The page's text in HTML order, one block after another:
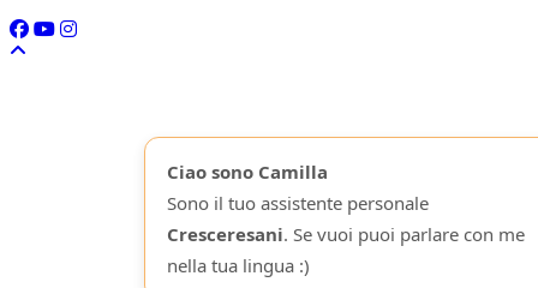
Ciao sono Camilla
Sono il tuo assistente personale
Cresceresani. Se vuoi puoi parlare con me
nella tua lingua :)